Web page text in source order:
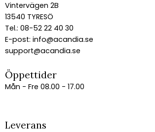
Vintervägen 2B
13540 TYRESÖ
Tel.: 08-52 22 40 30
E-post: info@acandia.se
support@acandia.se
Öppettider
Mån - Fre 08.00 - 17.00
Leverans